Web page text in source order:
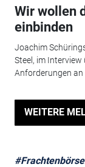
Wir wollen
einbinden
Joachim
Steel, im
Anforderungen an
WEITERE